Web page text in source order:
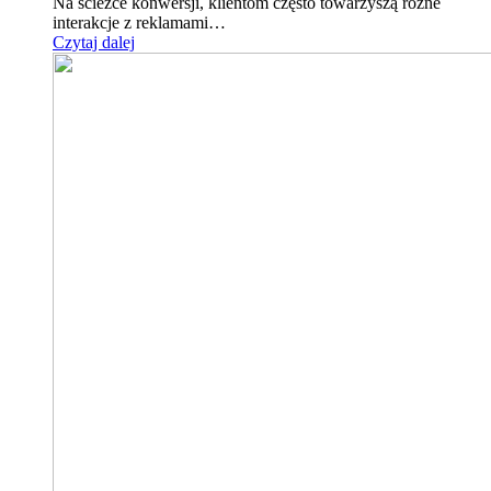
interakcje z reklamami…
Czytaj dalej